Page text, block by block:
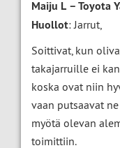
Maiju L –Toyota
Huollot: Jarrut,
Soittivat, kun
takajarruille ei
koska ovat niin
vaan putsaavat
myötä olevan
toimittiin.